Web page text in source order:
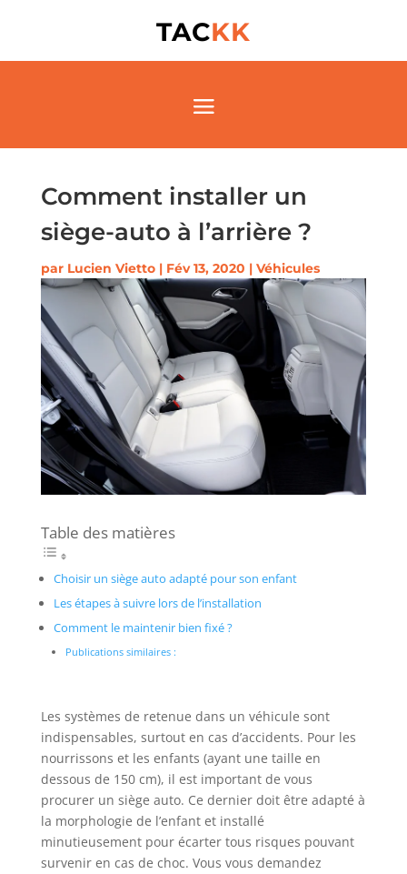
TACKK
Comment installer un
siège-auto à l’arrière ?
par Lucien Vietto| Fév 13, 2020 | Véhicules
Table des matières
Choisir un siège auto adapté pour son enfant
Les étapes à suivre lors de l’installation
Comment le maintenir bien fixé ?
Publications similaires :
Les systèmes de retenue dans un véhicule sont
indispensables, surtout en cas d’accidents. Pour les
nourrissons et les enfants (ayant une taille en
dessous de 150 cm), il est important de vous
procurer un siège auto. Ce dernier doit être adapté à
la morphologie de l’enfant et installé
minutieusement pour écarter tous risques pouvant
survenir en cas de choc. Vous vous demandez